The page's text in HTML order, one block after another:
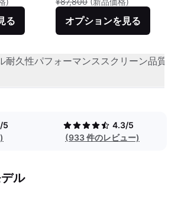
る オプションを見る
耐久性パフォーマンススクリーン品質
5
4.3/5
(933 件のレビュー)
ル